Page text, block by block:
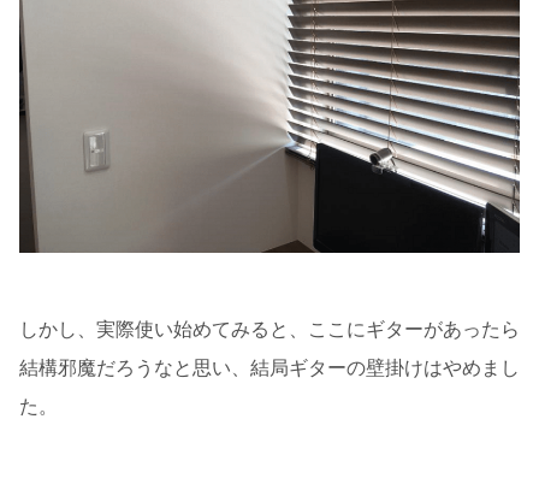
しかし、実際使い始めてみると、ここにギターがあったら
結構邪魔だろうなと思い、結局ギターの壁掛けはやめまし
た。